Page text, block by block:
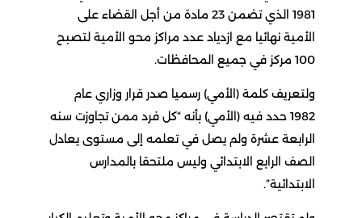
1981 الذي تضمن 23 مادة من أجل القضاء على
الأمية نهائيا مع ازدياد عدد مراكز محو الأمية لتصبح
100 مركز في جميع المحافظات.
ولتعريف كلمة (الأمي) رسميا صدر قرار وزاري عام
1982 حدد فيه (الأمي) بأنه “كل فرد ممن تجاوزت سنه
الرابعة عشرة ولم يصل في تعلمه إلى مستوى يعادل
الصف الرابع الابتدائي وليس ملتحقا بالمدارس
الابتدائية”.